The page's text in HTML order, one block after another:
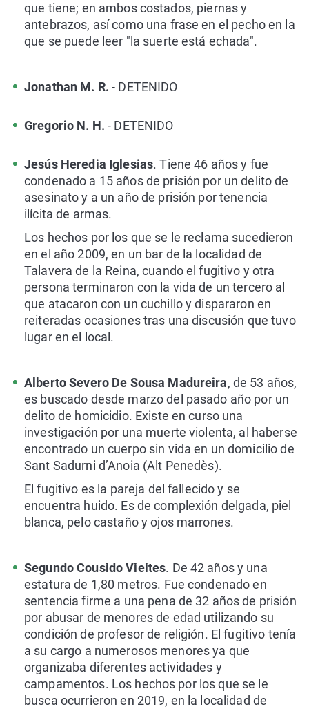
que tiene; en ambos costados, piernas y
antebrazos, así como una frase en el pecho en la
que se puede leer "la suerte está echada".
Jonathan M. R. - DETENIDO
Gregorio N. H. - DETENIDO
Jesús Heredia Iglesias. Tiene 46 años y fue
condenado a 15 años de prisión por un delito de
asesinato y a un año de prisión por tenencia
ilícita de armas.
Los hechos por los que se le reclama sucedieron
en el año 2009, en un bar de la localidad de
Talavera de la Reina, cuando el fugitivo y otra
persona terminaron con la vida de un tercero al
que atacaron con un cuchillo y dispararon en
reiteradas ocasiones tras una discusión que tuvo
lugar en el local.
Alberto Severo De Sousa Madureira, de 53 años,
es buscado desde marzo del pasado año por un
delito de homicidio. Existe en curso una
investigación por una muerte violenta, al haberse
encontrado un cuerpo sin vida en un domicilio de
Sant Sadurni d’Anoia (Alt Penedès).
El fugitivo es la pareja del fallecido y se
encuentra huido. Es de complexión delgada, piel
blanca, pelo castaño y ojos marrones.
Segundo Cousido Vieites. De 42 años y una
estatura de 1,80 metros. Fue condenado en
sentencia firme a una pena de 32 años de prisión
por abusar de menores de edad utilizando su
condición de profesor de religión. El fugitivo tenía
a su cargo a numerosos menores ya que
organizaba diferentes actividades y
campamentos. Los hechos por los que se le
busca ocurrieron en 2019, en la localidad de